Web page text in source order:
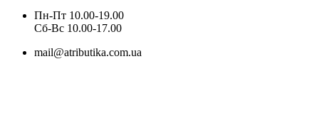
Пн-Пт 10.00-19.00
Cб-Вс 10.00-17.00
mail@atributika.com.ua